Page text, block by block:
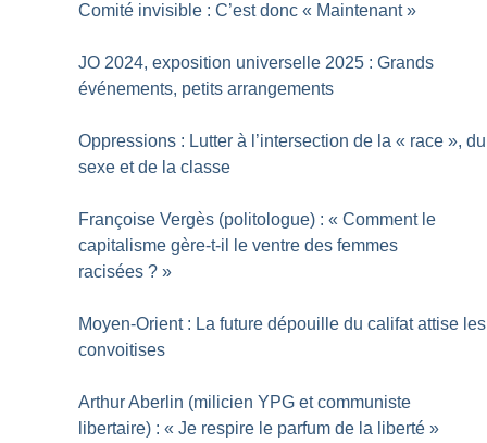
Comité invisible : C’est donc « Maintenant »
JO 2024, exposition universelle 2025 : Grands
événements, petits arrangements
Oppressions : Lutter à l’intersection de la « race », du
sexe et de la classe
Françoise Vergès (politologue) : « Comment le
capitalisme gère-t-il le ventre des femmes
racisées ? »
Moyen-Orient : La future dépouille du califat attise les
convoitises
Arthur Aberlin (milicien YPG et communiste
libertaire) : « Je respire le parfum de la liberté »